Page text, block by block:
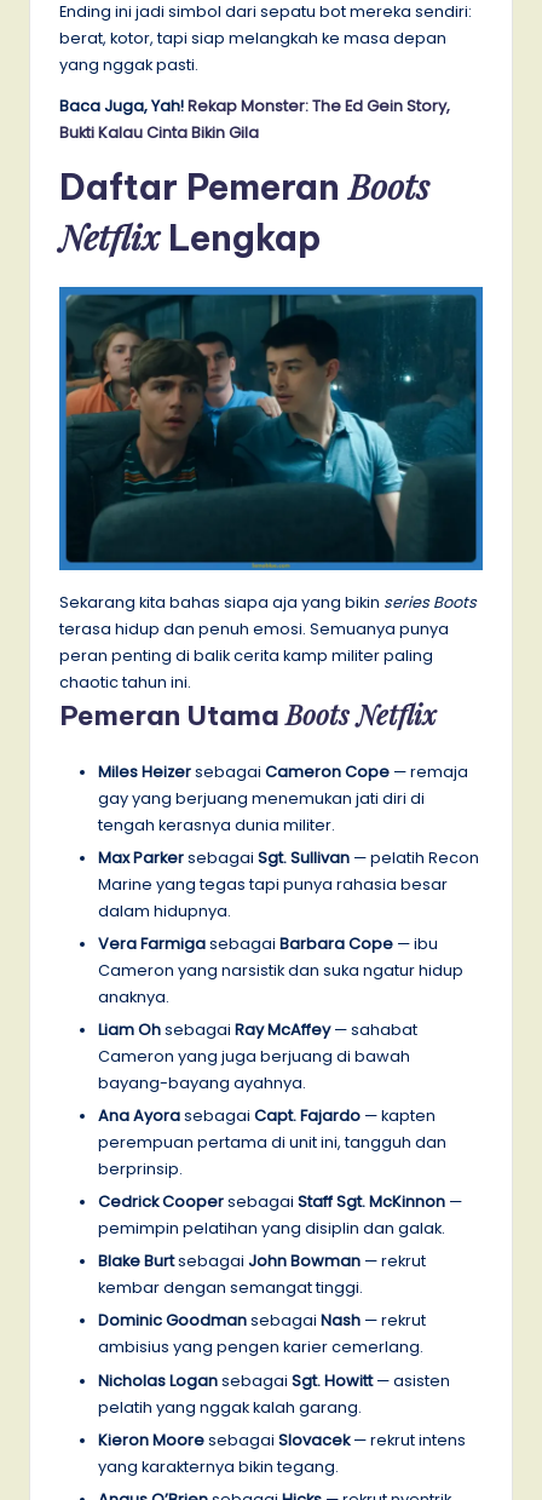
Ending ini jadi simbol dari sepatu bot mereka sendiri:
berat, kotor, tapi siap melangkah ke masa depan
yang nggak pasti.
Baca Juga, Yah!Rekap Monster: The Ed Gein Story,
Bukti Kalau Cinta Bikin Gila
Daftar PemeranBoots
NetflixLengkap
Sekarang kita bahas siapa aja yang bikin series Boots
terasa hidup dan penuh emosi. Semuanya punya
peran penting di balik cerita kamp militer paling
chaotic tahun ini.
Pemeran UtamaBoots Netflix
Miles Heizersebagai Cameron Cope — remaja
gay yang berjuang menemukan jati diri di
tengah kerasnya dunia militer.
Max Parkersebagai Sgt. Sullivan — pelatih Recon
Marine yang tegas tapi punya rahasia besar
dalam hidupnya.
Vera Farmigasebagai Barbara Cope — ibu
Cameron yang narsistik dan suka ngatur hidup
anaknya.
Liam Ohsebagai Ray McAffey— sahabat
Cameron yang juga berjuang di bawah
bayang-bayang ayahnya.
Ana Ayorasebagai Capt. Fajardo — kapten
perempuan pertama di unit ini, tangguh dan
berprinsip.
Cedrick Coopersebagai Staff Sgt. McKinnon —
pemimpin pelatihan yang disiplin dan galak.
Blake Burtsebagai John Bowman — rekrut
kembar dengan semangat tinggi.
Dominic Goodmansebagai Nash — rekrut
ambisius yang pengen karier cemerlang.
Nicholas Logansebagai Sgt. Howitt— asisten
pelatih yang nggak kalah garang.
Kieron Mooresebagai Slovacek— rekrut intens
yang karakternya bikin tegang.